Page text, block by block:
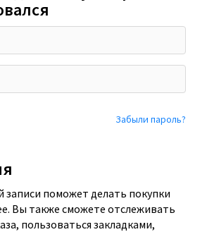
Забыли пароль?
записи поможет делать покупки
Вы также сможете отслеживать
пользоваться закладками,